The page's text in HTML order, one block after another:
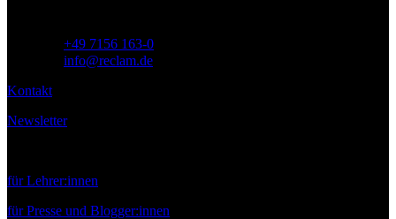
+49 7156 163-0
info@reclam.de
Kontakt
Newsletter
für Lehrer:innen
für Presse und Blogger:innen